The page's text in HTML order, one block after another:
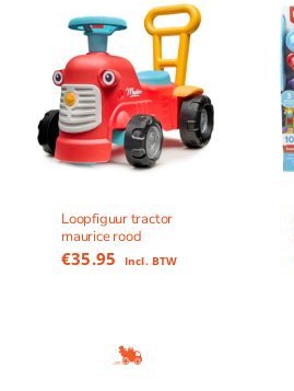
Loopfiguur tractor
maurice rood
€35.95 Incl. BTW